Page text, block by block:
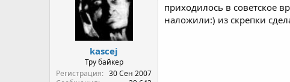
kascej
Тру байкер
Регистрация
30 Сен 2007
приходилось в советское
наложили:) из скрепки